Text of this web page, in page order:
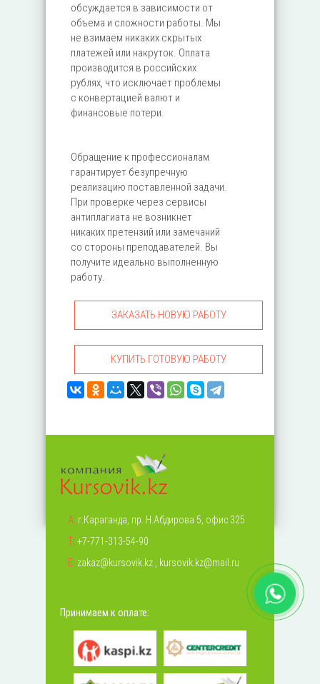
обсуждается в зависимости от
объема и сложности работы. Мы
не взимаем никаких скрытых
платежей или накруток. Оплата
производится в российских
рублях, что исключает проблемы
с конвертацией валют и
финансовые потери.
Обращение к профессионалам
гарантирует безупречную
реализацию поставленной задачи.
При проверке через сервисы
антиплагиата не возникнет
никаких претензий или замечаний
со стороны преподавателей. Вы
получите идеально выполненную
работу.
ЗАКАЗАТЬ НОВУЮ РАБОТУ
КУПИТЬ ГОТОВУЮ РАБОТУ
А: г.Караганда, пр. Н.Абдирова 5, офис 325
Т: +7-771-313-54-90
Е: zakaz@kursovik.kz kursovik.kz@mail.ru
Принимаем к оплате: